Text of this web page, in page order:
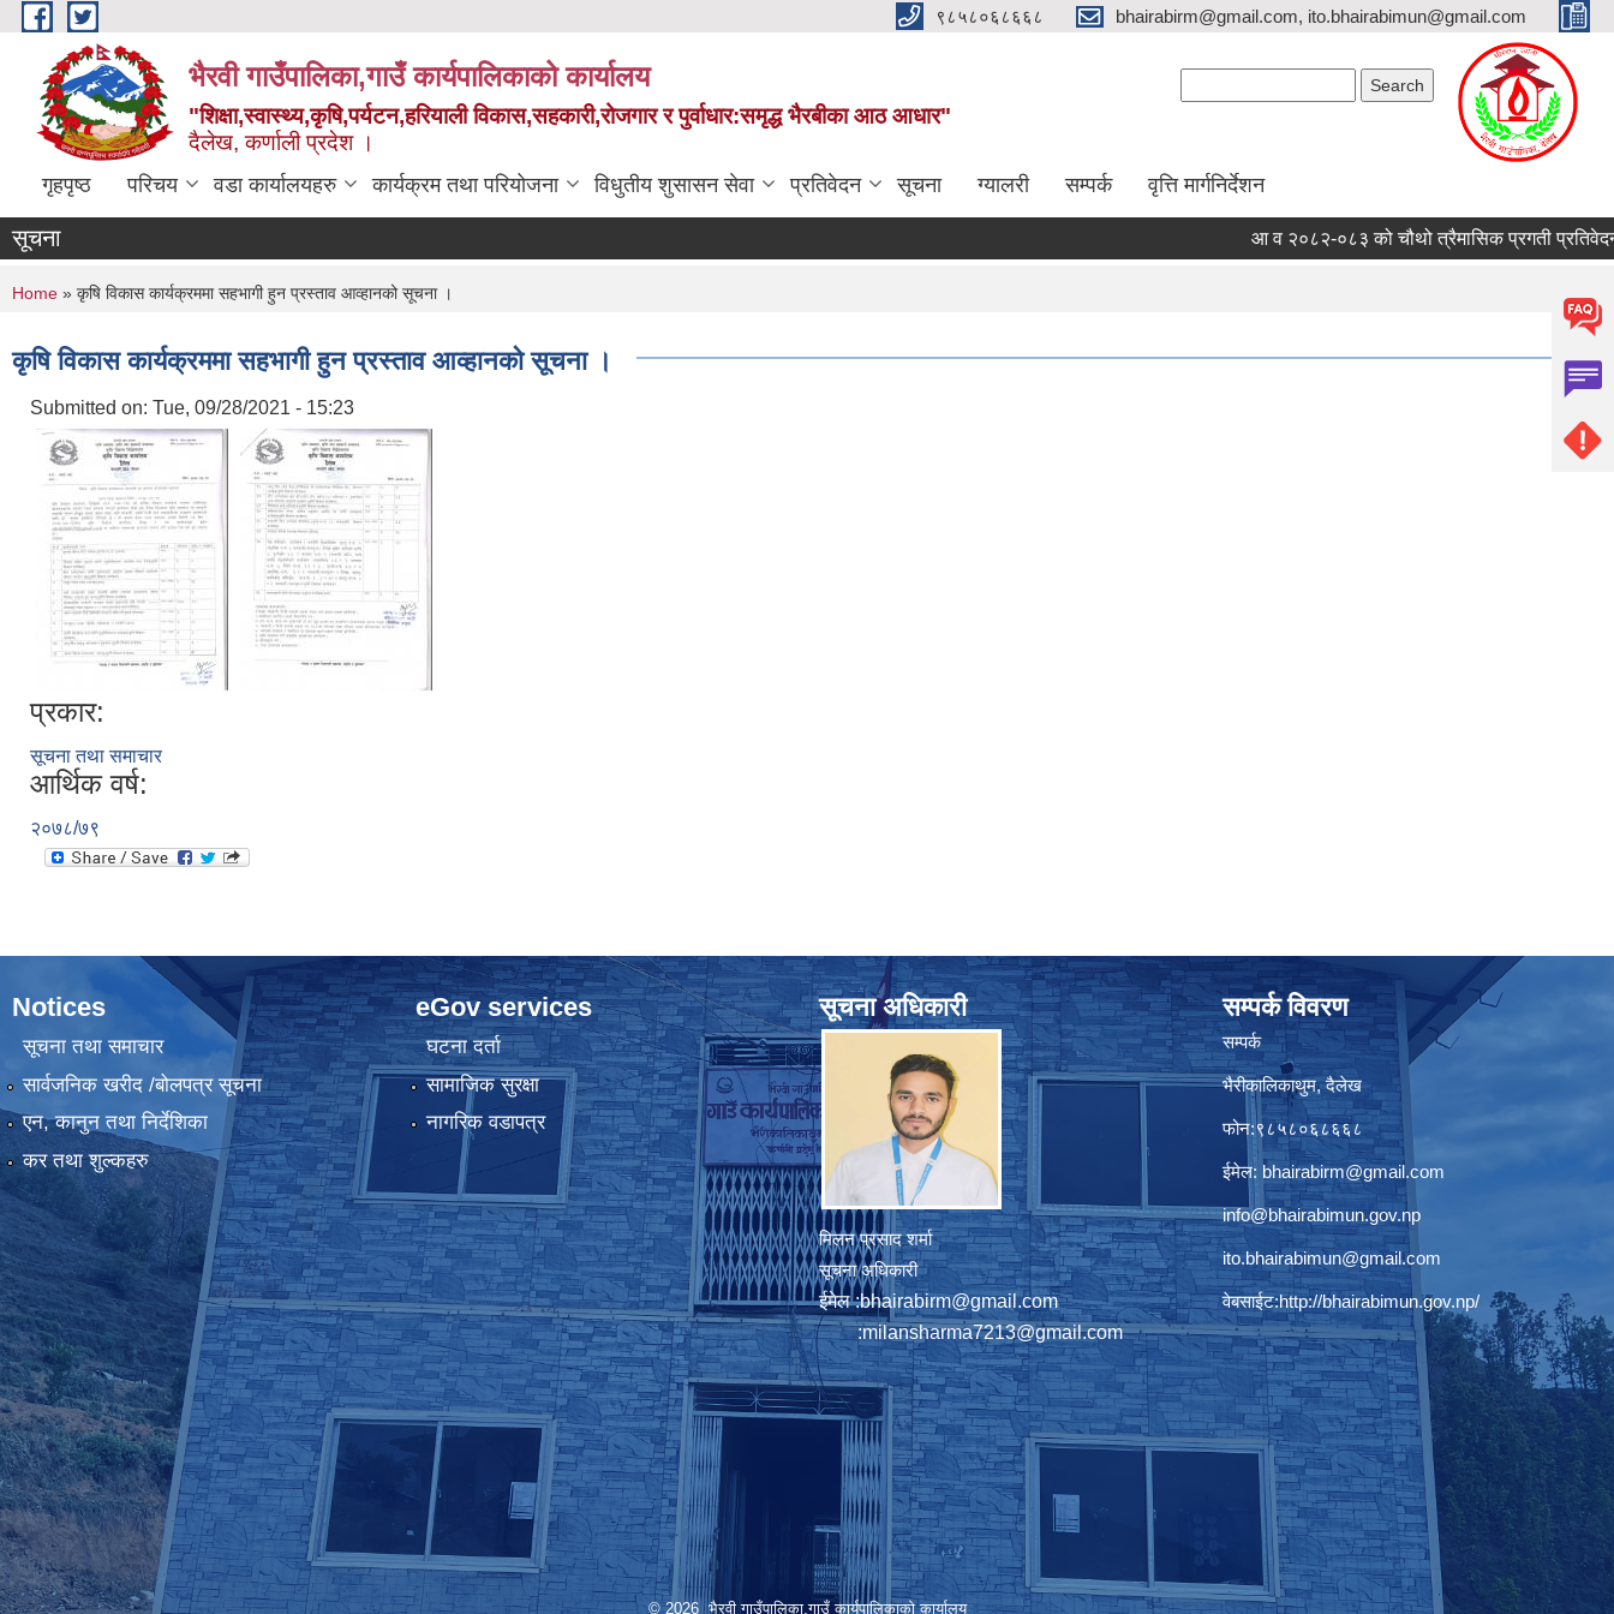
Skip to main content ९८५८०६८६६८ bhairabirm@gmail.com, ito.bhairabimun@gmail.com
भैरवी गाउँपालिका,गाउँ कार्यपालिकाको कार्यालय
"शिक्षा,स्वास्थ्य,कृषि,पर्यटन,हरियाली विकास,सहकारी,रोजगार र पुर्वाधार:समृद्ध भैरबीका आठ आधार"
दैलेख, कर्णाली प्रदेश ।
गृहपृष्ठ परिचय वडा कार्यालयहरु कार्यक्रम तथा परियोजना विधुतीय शुसासन सेवा प्रतिवेदन सूचना ग्यालरी सम्पर्क वृत्ति मार्गनिर्देशन
सूचना आ व २०८२-०८३ को चौथो त्रैमासिक प्रगती प्रतिवेदन
You are here
Home » कृषि विकास कार्यक्रममा सहभागी हुन प्रस्ताव आव्हानको सूचना ।
कृषि विकास कार्यक्रममा सहभागी हुन प्रस्ताव आव्हानको सूचना ।
Submitted on: Tue, 09/28/2021 - 15:23
प्रकार:
सूचना तथा समाचार
आर्थिक वर्ष:
२०७८/७९
Notices
सूचना तथा समाचार
सार्वजनिक खरीद /बोलपत्र सूचना
एन, कानुन तथा निर्देशिका
कर तथा शुल्कहरु
eGov services
घटना दर्ता
सामाजिक सुरक्षा
नागरिक वडापत्र
सूचना अधिकारी
मिलन प्रसाद शर्मा
सूचना अधिकारी
ईमेल :bhairabirm@gmail.com
:milansharma7213@gmail.com
सम्पर्क विवरण
सम्पर्क
भैरीकालिकाथुम, दैलेख
फोन:९८५८०६८६६८
ईमेल: bhairabirm@gmail.com
info@bhairabimun.gov.np
ito.bhairabimun@gmail.com
वेबसाईट:http://bhairabimun.gov.np/
© 2026 भैरवी गाउँपालिका,गाउँ कार्यपालिकाको कार्यालय